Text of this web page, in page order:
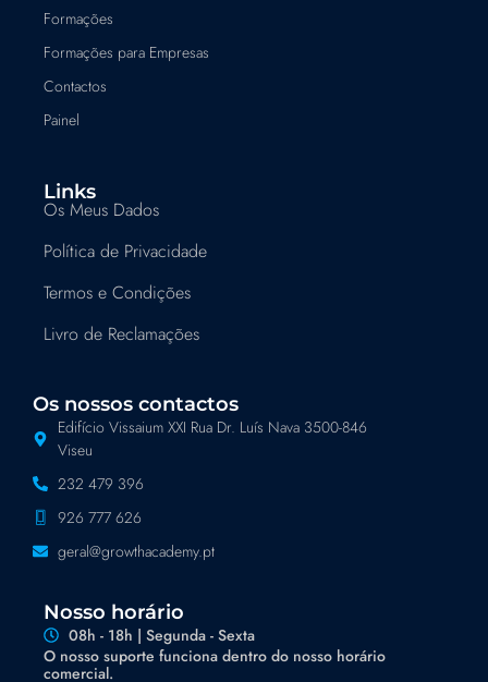
Formações
Formações para Empresas
Contactos
Painel
Links
Os Meus Dados
Política de Privacidade
Termos e Condições
Livro de Reclamações
Os nossos contactos
Edifício Vissaium XXI Rua Dr. Luís Nava 3500-846
Viseu
232 479 396
926 777 626
geral@growthacademy.pt
Nosso horário
08h - 18h | Segunda - Sexta
O nosso suporte funciona dentro do nosso horário
comercial.